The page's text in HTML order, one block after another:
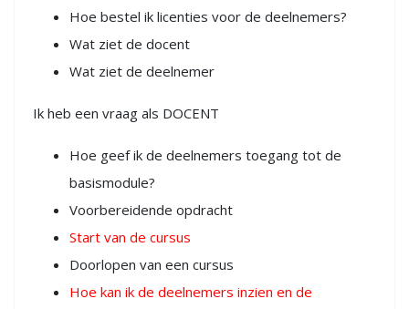
Hoe bestel ik licenties voor de deelnemers?
Wat ziet de docent
Wat ziet de deelnemer
Ik heb een vraag als DOCENT
Hoe geef ik de deelnemers toegang tot de
basismodule?
Voorbereidende opdracht
Start van de cursus
Doorlopen van een cursus
Hoe kan ik de deelnemers inzien en de